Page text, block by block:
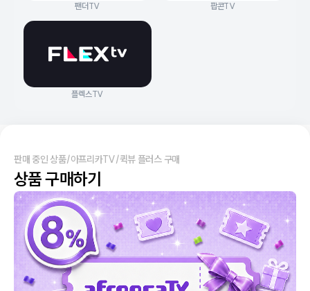
팬더TV 팝콘TV
플렉스TV
판매 중인 상품/아프리카TV/퀵뷰 플러스 구매
상품 구매하기